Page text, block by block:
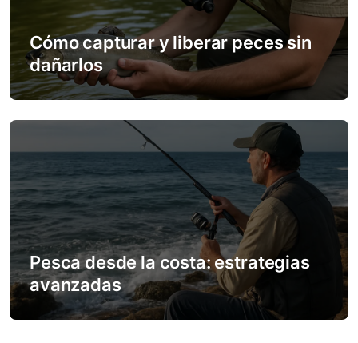
Cómo capturar y liberar peces sin
dañarlos
Pesca desde la costa: estrategias
avanzadas